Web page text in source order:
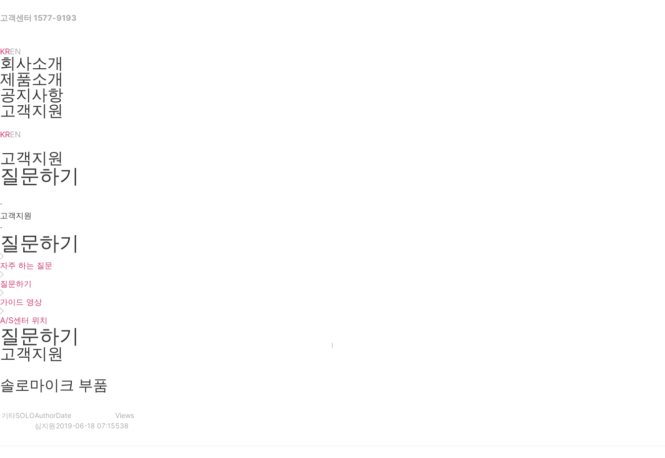
to
고객센터 1577-9193
KREN
회사소개
제품소개
공지사항
고객지원
KREN
고객지원
질문하기
·
고객지원
·
질문하기
자주 하는 질문
질문하기
가이드 영상
A/S센터 위치
질문하기
고객지원
솔로마이크 부품
기타SOLOAuthor
심지원
Date
2019-06-18 07:15
Views
538